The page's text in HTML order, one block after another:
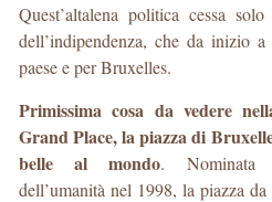
Quest’altalena politica cessa
dell’indipendenza, che da inizio
paese e per Bruxelles.
Primissima cosa da vedere
Grand Place, la piazza di
belle al mondo. Nominata
dell’umanità nel 1998, la piazza